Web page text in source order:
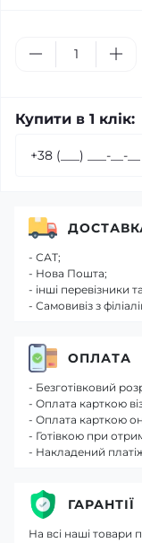
Купити в 1 клік:
- САТ;
- Нова Пошта;
- інші перевізники
- Самовивіз з
ОПЛАТА
- Безготівковий
- Оплата карткою
- Оплата карткою
- Готівкою при
- Накладений
ГАРАНТІЇ
На всі наші товари